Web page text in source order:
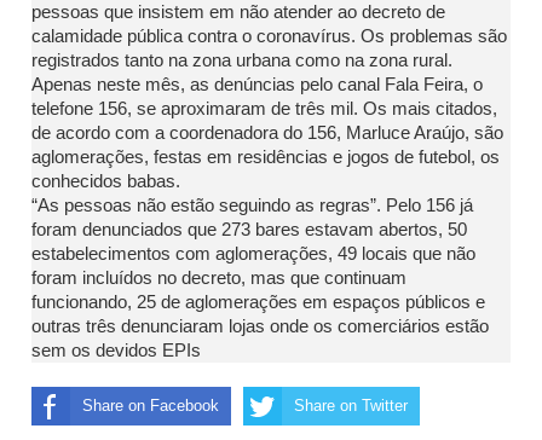
pessoas que insistem em não atender ao decreto de
calamidade pública contra o coronavírus. Os problemas são
registrados tanto na zona urbana como na zona rural.
Apenas neste mês, as denúncias pelo canal Fala Feira, o
telefone 156, se aproximaram de três mil. Os mais citados,
de acordo com a coordenadora do 156, Marluce Araújo, são
aglomerações, festas em residências e jogos de futebol, os
conhecidos babas.
“As pessoas não estão seguindo as regras”. Pelo 156 já
foram denunciados que 273 bares estavam abertos, 50
estabelecimentos com aglomerações, 49 locais que não
foram incluídos no decreto, mas que continuam
funcionando, 25 de aglomerações em espaços públicos e
outras três denunciaram lojas onde os comerciários estão
sem os devidos EPIs
Share on Facebook Share on Twitter